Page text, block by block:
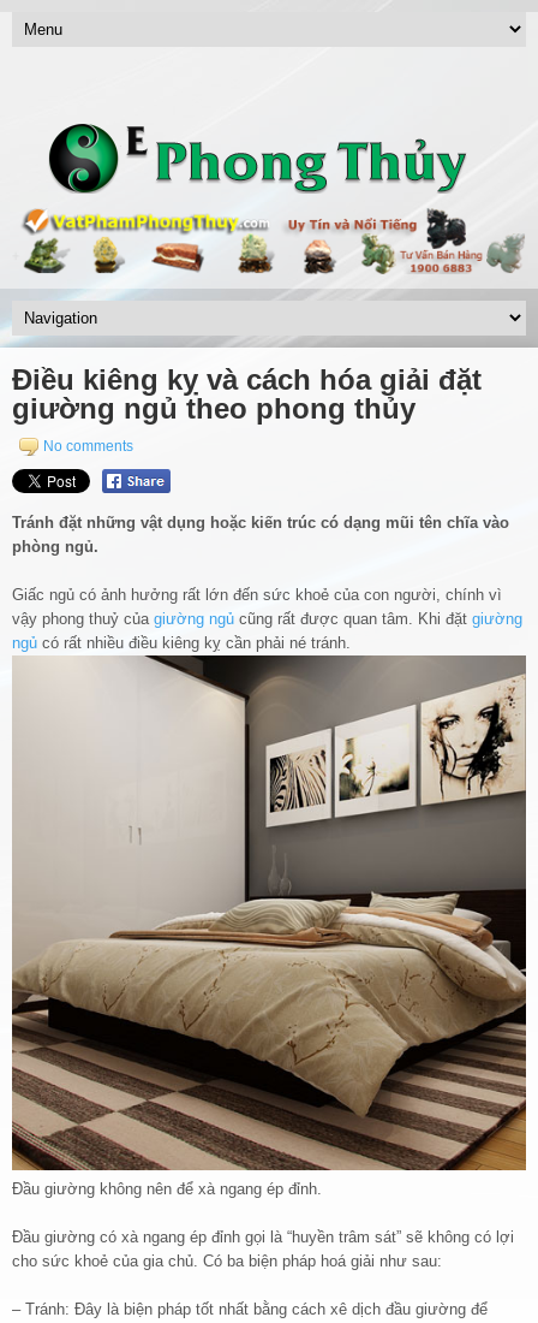
Điều kiêng kỵ và cách hóa giải đặt
giường ngủ theo phong thủy
No comments
Tránh đặt những vật dụng hoặc kiến trúc có dạng mũi tên chĩa vào
phòng ngủ.
Giấc ngủ có ảnh hưởng rất lớn đến sức khoẻ của con người, chính vì
vậy phong thuỷ của giường ngủ cũng rất được quan tâm. Khi đặt giường
ngủ có rất nhiều điều kiêng kỵ cần phải né tránh.
Đầu giường không nên để xà ngang ép đỉnh.
Đầu giường có xà ngang ép đỉnh gọi là “huyền trâm sát” sẽ không có lợi
cho sức khoẻ của gia chủ. Có ba biện pháp hoá giải như sau:
– Tránh: Đây là biện pháp tốt nhất bằng cách xê dịch đầu giường để